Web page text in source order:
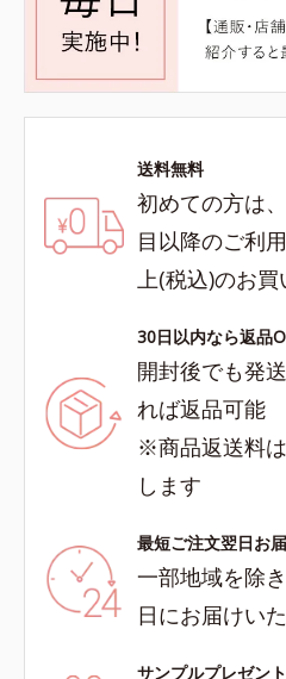
送料無料
初めての方は
目以降のご利
上(税込)のお
30日以内なら返品
開封後でも発
れば返品可能
※商品返送料
します
最短ご注文翌日お
一部地域を除
日にお届けい
サンプルプレゼント